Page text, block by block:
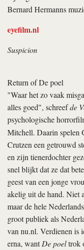
Bernard Hermanns
eyefilm.nl
Suspicion
Return of De poel
"Waar het zo vaak
alles goed", schreefde
psychologische
Mitchell. Daarin spelen
Crutzen een getrouwd
en zijn tienerdochter
snel blijkt dat ze dat
geest van een jonge
akelig uit de hand. Niet
maar de hele
groot publiek als
van nu.nl. Verdienen is
erna, wantDe poeltrok